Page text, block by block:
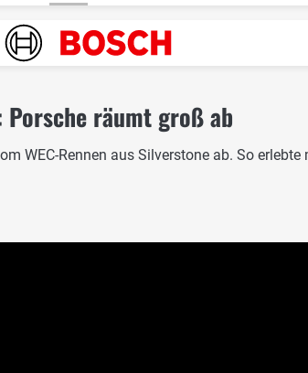
Porsche räumt groß ab
WEC-Rennen aus Silverstone ab. So erlebte